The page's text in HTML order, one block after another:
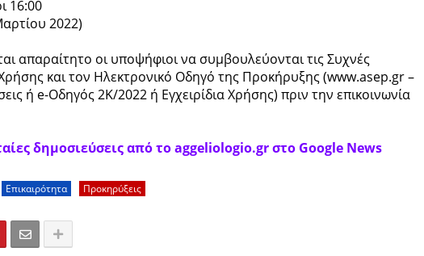
16:00
2022)
απαραίτητο οι υποψήφιοι να συμβουλεύονται τις Συχνές
Χρήσης και τον Ηλεκτρονικό Οδηγό της Προκήρυξης (www.asep.gr –
ή e-Οδηγός 2Κ/2022 ή Εγχειρίδια Χρήσης) πριν την επικοινωνία
δημοσιεύσεις από το aggeliologio.gr στο Google News
Επικαιρότητα Προκηρύξεις